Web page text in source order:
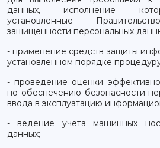
данных, исполнение
установленные
защищенности персональных
- применение средств защиты
установленном порядке
- проведение оценки
по обеспечению безопасности
ввода в эксплуатацию
- ведение учета машинных
данных;